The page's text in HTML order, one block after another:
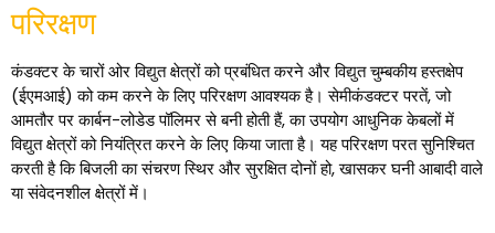
परिरक्षण
कंडक्टर के चारों ओर विद्युत क्षेत्रों को प्रबंधित करने और विद्युत चुम्बकीय हस्तक्षेप
(ईएमआई) को कम करने के लिए परिरक्षण आवश्यक है। सेमीकंडक्टर परतें, जो
आमतौर पर कार्बन-लोडेड पॉलिमर से बनी होती हैं, का उपयोग आधुनिक केबलों में
विद्युत क्षेत्रों को नियंत्रित करने के लिए किया जाता है। यह परिरक्षण परत सुनिश्चित
करती है कि बिजली का संचरण स्थिर और सुरक्षित दोनों हो, खासकर घनी आबादी वाले
या संवेदनशील क्षेत्रों में।